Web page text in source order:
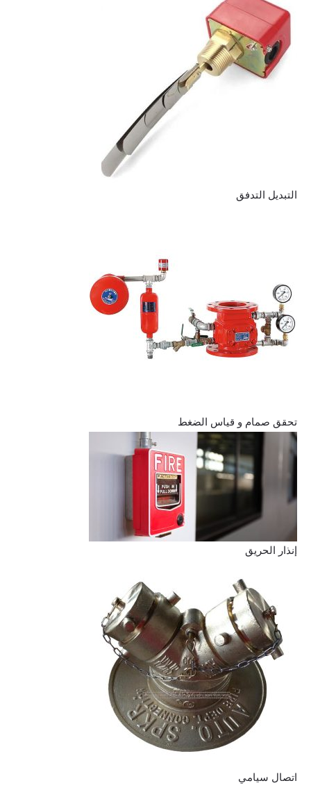
التبديل التدفق
تحقق صمام و قياس الضغط
إنذار الحريق
اتصال سيامي